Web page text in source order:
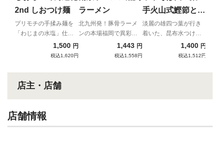
2nd しおつけ麺
プリモチの手揉み麺を
「わじまの水塩」仕立
ての昆布水と啜る！
1,500 円
税込1,620円
ラーメン
北九州発！豚骨ラーメ
ンの本場福岡で異彩を
放つ、端正な豚骨清湯
1,443 円
税込1,558円
手火山式鰹節と伊
吹いりこの昆布水
つけそば（塩）
淡麗の雄四つ葉が行き
着いた、昆布水つけめ
1,400 円
税込1,512円
店主・店舗
店舗情報